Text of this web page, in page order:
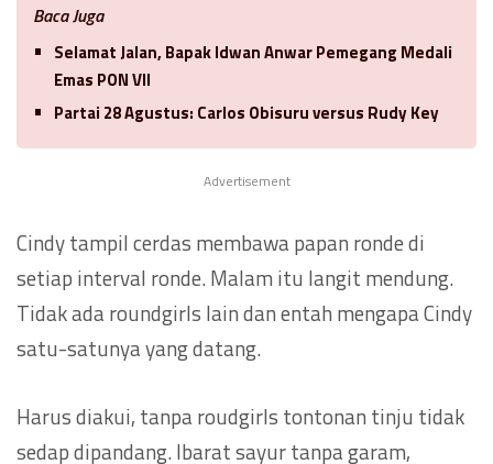
Baca Juga
Selamat Jalan, Bapak Idwan Anwar Pemegang Medali
Emas PON VII
Partai 28 Agustus: Carlos Obisuru versus Rudy Key
Advertisement
Cindy tampil cerdas membawa papan ronde di
setiap interval ronde. Malam itu langit mendung.
Tidak ada roundgirls lain dan entah mengapa Cindy
satu-satunya yang datang.
Harus diakui, tanpa roudgirls tontonan tinju tidak
sedap dipandang. Ibarat sayur tanpa garam,